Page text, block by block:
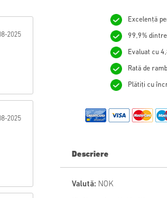
2025
2025
Excelență
99,9%
Evaluat cu
Rată de
Plătiți cu
Descriere
Valută: NOK